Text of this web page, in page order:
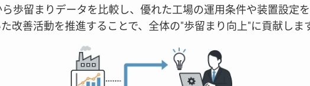
歩留まりデータを比較し、優れた工場の運用条件や装置設定
改善活動を推進することで、全体の"歩留まり向上"に貢献します